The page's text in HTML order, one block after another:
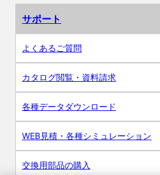
サポート
よくあるご質問
カタログ閲覧・資料請求
各種データダウンロード
WEB見積・各種シミュレーション
交換用部品の購入